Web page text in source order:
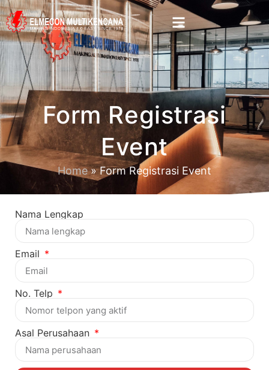
Form Registrasi
Event
Home»Form Registrasi Event
Nama Lengkap
Email
No. Telp
Asal Perusahaan